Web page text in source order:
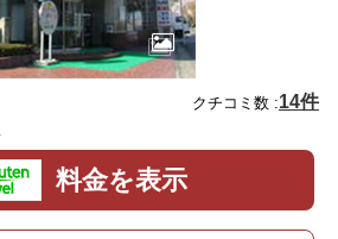
クチコミ数 :14件
料金を表示